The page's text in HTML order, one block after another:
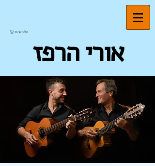
סל הקניות
אורי הרפז